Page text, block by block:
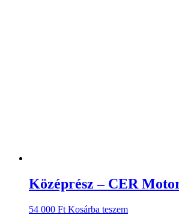
Középrész – CER
54 000 Ft Kosárba teszem